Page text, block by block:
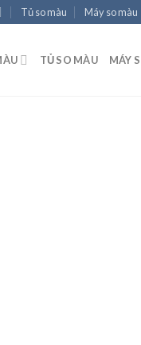
Tủ so màu Máy so màu
TỦ SO MÀU MÁY